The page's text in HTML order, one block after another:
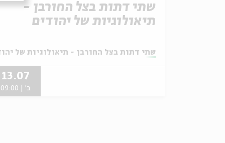
שתי דתות בצל החורבן -
תיאולוגיות של יהודים
שיעור מס' 3
מתוך:
שתי דתות בצל החורבן - תיאולוגיות של
13.07
ב' | 09:00